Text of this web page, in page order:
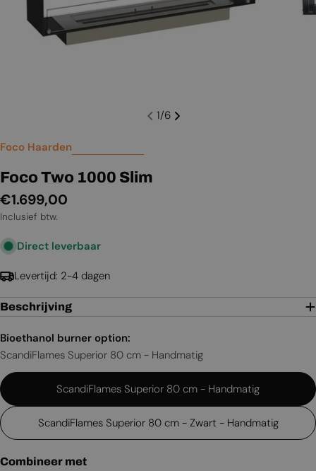
1/6
Foco Haarden
Foco Two 1000 Slim
Normale
prijs
€1.699,00
Inclusief btw.
Direct leverbaar
Levertijd: 2-4 dagen
Beschrijving
Bioethanol burner option:
ScandiFlames Superior 80 cm - Handmatig
ScandiFlames Superior 80 cm - Handmatig
ScandiFlames Superior 80 cm - Zwart - Handmatig
Combineer met